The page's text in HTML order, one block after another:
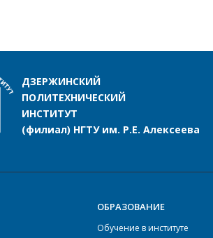
ДЗЕРЖИНСКИЙ
ПОЛИТЕХНИЧЕСКИЙ
ИНСТИТУТ
(филиал) НГТУ им. Р.Е. Алексеева
ОБРАЗОВАНИЕ
Обучение в институте